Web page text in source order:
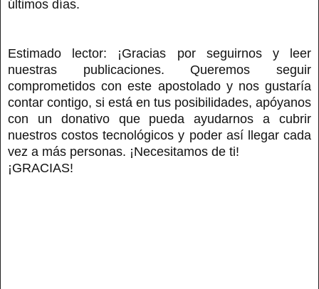
últimos días.
Estimado lector: ¡Gracias por seguirnos y leer
nuestras publicaciones. Queremos seguir
comprometidos con este apostolado y nos gustaría
contar contigo, si está en tus posibilidades, apóyanos
con un donativo que pueda ayudarnos a cubrir
nuestros costos tecnológicos y poder así llegar cada
vez a más personas. ¡Necesitamos de ti!
¡GRACIAS!